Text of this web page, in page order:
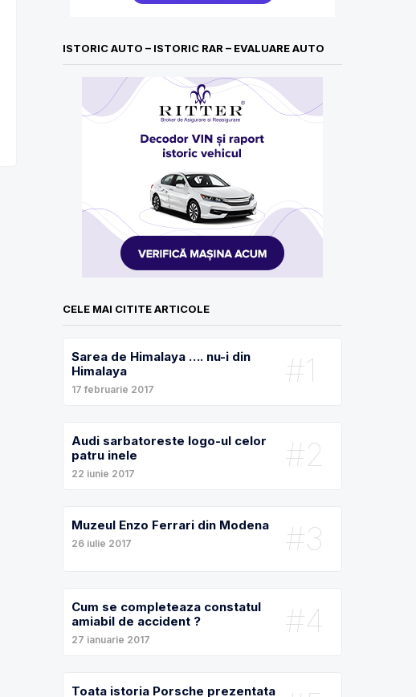
ISTORIC AUTO – ISTORIC RAR – EVALUARE AUTO
CELE MAI CITITE ARTICOLE
#1
Sarea de Himalaya …. nu-i din
Himalaya
17 februarie 2017
#2
Audi sarbatoreste logo-ul celor
patru inele
22 iunie 2017
#3
Muzeul Enzo Ferrari din Modena
26 iulie 2017
#4
Cum se completeaza constatul
amiabil de accident ?
27 ianuarie 2017
Toata istoria Porsche prezentata